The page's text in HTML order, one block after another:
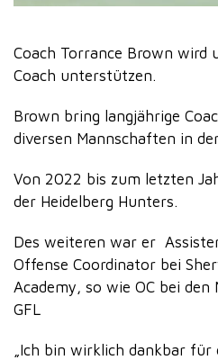
Coach Torrance Brown wird
Coach unterstützen.
Brown bring langjährige
diversen Mannschaften in
Von 2022 bis zum letzten
der Heidelberg Hunters.
Des weiteren war er
Offense Coordinator bei
Academy, so wie OC bei
GFL
„Ich bin wirklich dankbar für